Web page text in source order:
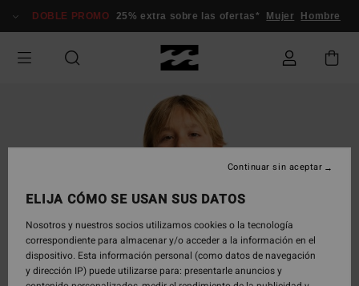
información
DOBLE PROMO 25% extra sobre las ofertas* Mujer Hombre
ELIJA CÓMO SE USAN SUS DATOS
Nosotros y nuestros socios utilizamos cookies o la tecnología
correspondiente para almacenar y/o acceder a la información en el
dispositivo. Esta información personal (como datos de navegación
y dirección IP) puede utilizarse para: presentarle anuncios y
Continuar sin aceptar